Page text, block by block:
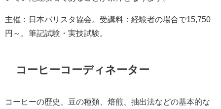
主催：日本バリスタ協会。受講料：経験者の場合で15,750
円～。筆記試験・実技試験。
コーヒーコーディネーター
コーヒーの歴史、豆の種類、焙煎、抽出法などの基本的な